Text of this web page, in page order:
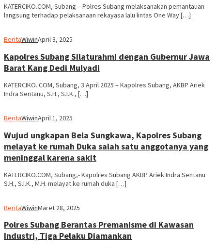
KATERCIKO.COM, Subang – Polres Subang melaksanakan pemantauan
langsung terhadap pelaksanaan rekayasa lalu lintas One Way […]
BeritaWiwinApril 3, 2025
Kapolres Subang Silaturahmi dengan Gubernur Jawa
Barat Kang Dedi Mulyadi
KATERCIKO. COM, Subang, 3 April 2025 – Kapolres Subang, AKBP Ariek
Indra Sentanu, S.H., S.I.K., […]
BeritaWiwinApril 1, 2025
Wujud ungkapan Bela Sungkawa, Kapolres Subang
melayat ke rumah Duka salah satu anggotanya yang
meninggal karena sakit
KATERCIKO.COM, Subang,- Kapolres Subang AKBP Ariek Indra Sentanu
S.H., S.I.K., M.H. melayat ke rumah duka […]
BeritaWiwinMaret 28, 2025
Polres Subang Berantas Premanisme di Kawasan
Industri, Tiga Pelaku Diamankan